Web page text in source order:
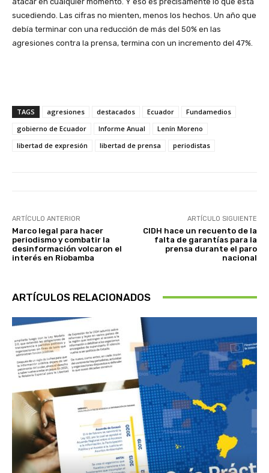
sucediendo. Las cifras no mienten, menos los hechos. Un año que
debía terminar con una reducción de más del 50% en las
agresiones contra la prensa, termina con un incremento del 47%.
TAGS agresiones destacados Ecuador
Fundamedios
gobierno de Ecuador
Informe Anual
Lenín Moreno
libertad de expresión
libertad de prensa periodistas
ARTÍCULO ANTERIOR
Marco legal para hacer
periodismo y combatir la
desinformación volcaron el
interés en Riobamba
ARTÍCULO SIGUIENTE
CIDH hace un recuento de la
falta de garantías para la
prensa durante el paro
nacional
ARTÍCULOS RELACIONADOS